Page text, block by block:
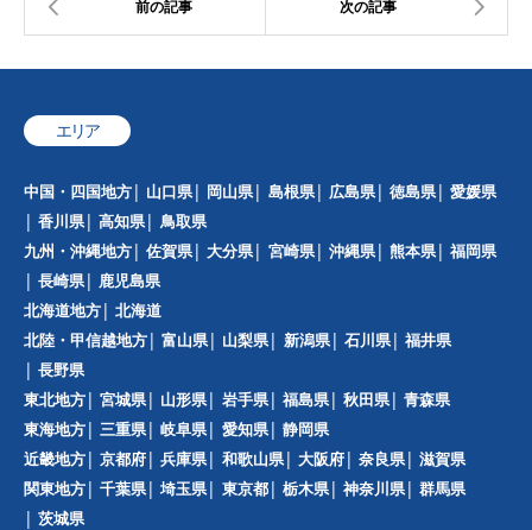
エリア
中国・四国地方 山口県 岡山県 島根県 広島県 徳島県
愛媛県
香川県
高知県
鳥取県
九州・沖縄地方
佐賀県 大分県 宮崎県 沖縄県 熊本県
福岡県
長崎県
鹿児島県
北海道地方
北海道
北陸・甲信越地方
富山県 山梨県 新潟県 石川県
福井県
長野県
東北地方
宮城県 山形県 岩手県 福島県 秋田県
青森県
東海地方
三重県 岐阜県 愛知県
静岡県
近畿地方
京都府 兵庫県 和歌山県 大阪府 奈良県
滋賀県
関東地方
千葉県 埼玉県 東京都 栃木県 神奈川県
群馬県
茨城県